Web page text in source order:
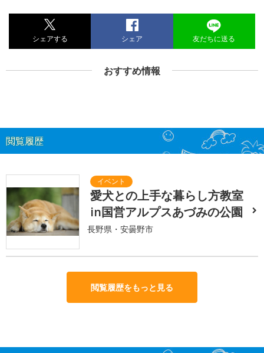
シェアする シェア 友だちに送る
おすすめ情報
閲覧履歴
愛犬との上手な暮らし方教室
in国営アルプスあづみの公園
長野県・安曇野市
閲覧履歴をもっと見る